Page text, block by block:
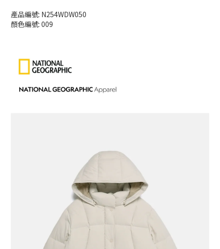
產品編號: N254WDW050
顏色編號: 009